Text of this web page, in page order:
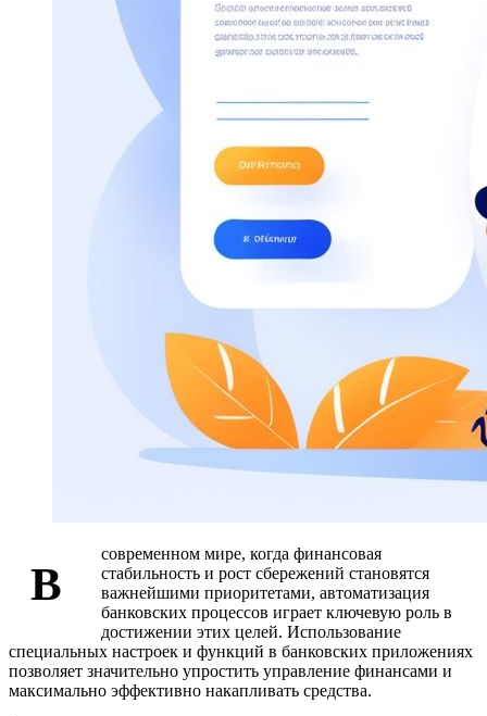
В
современном мире, когда финансовая
стабильность и рост сбережений становятся
важнейшими приоритетами, автоматизация
банковских процессов играет ключевую роль в
достижении этих целей. Использование
специальных настроек и функций в банковских приложениях
позволяет значительно упростить управление финансами и
максимально эффективно накапливать средства.